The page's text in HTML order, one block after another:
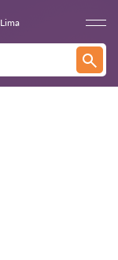
Lima